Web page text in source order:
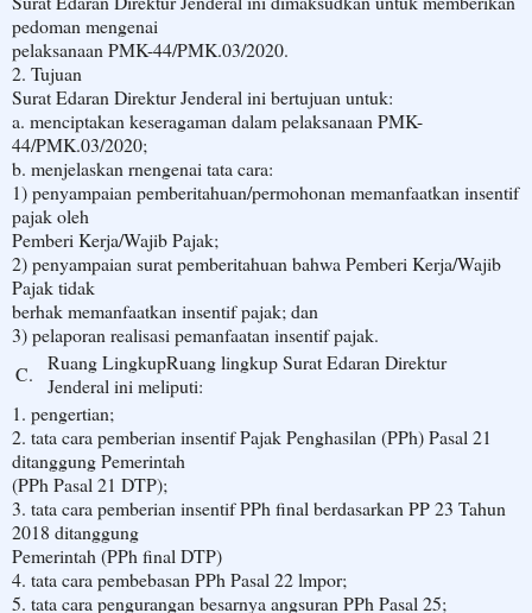
pedoman mengenai
pelaksanaan PMK-44/PMK.03/2020.
2. Tujuan
Surat Edaran Direktur Jenderal ini bertujuan untuk:
a. menciptakan keseragaman dalam pelaksanaan PMK-
44/PMK.03/2020;
b. menjelaskan rnengenai tata cara:
1) penyampaian pemberitahuan/permohonan memanfaatkan insentif
pajak oleh
Pemberi Kerja/Wajib Pajak;
2) penyampaian surat pemberitahuan bahwa Pemberi Kerja/Wajib
Pajak tidak
berhak memanfaatkan insentif pajak; dan
3) pelaporan realisasi pemanfaatan insentif pajak.
C.
Ruang LingkupRuang lingkup Surat Edaran Direktur
Jenderal ini meliputi:
1. pengertian;
2. tata cara pemberian insentif Pajak Penghasilan (PPh) Pasal 21
ditanggung Pemerintah
(PPh Pasal 21 DTP);
3. tata cara pemberian insentif PPh final berdasarkan PP 23 Tahun
2018 ditanggung
Pemerintah (PPh final DTP)
4. tata cara pembebasan PPh Pasal 22 lmpor;
5. tata cara pengurangan besarnya angsuran PPh Pasal 25;